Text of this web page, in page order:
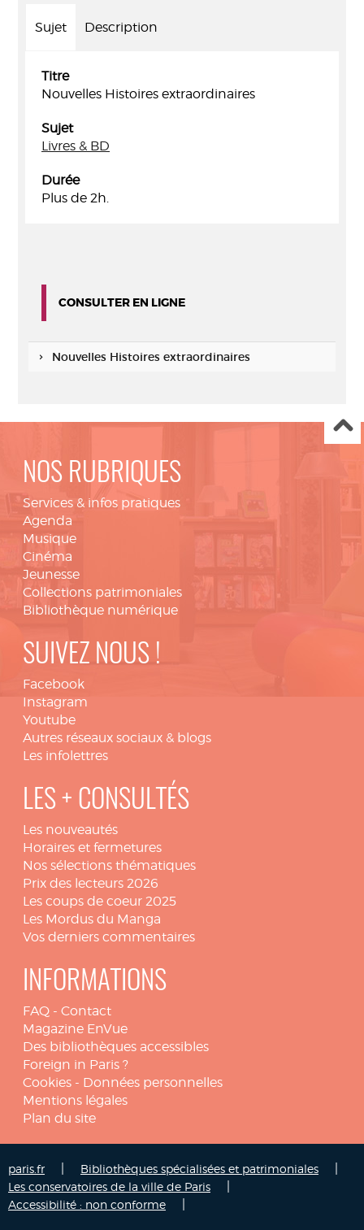
Sujet Description
Titre
Nouvelles Histoires extraordinaires
Sujet
Livres & BD
Durée
Plus de 2h.
CONSULTER EN LIGNE
Nouvelles Histoires extraordinaires
NOS RUBRIQUES
Services & infos pratiques
Agenda
Musique
Cinéma
Jeunesse
Collections patrimoniales
Bibliothèque numérique
SUIVEZ NOUS !
Facebook
Instagram
Youtube
Autres réseaux sociaux & blogs
Les infolettres
LES + CONSULTÉS
Les nouveautés
Horaires et fermetures
Nos sélections thématiques
Prix des lecteurs 2026
Les coups de coeur 2025
Les Mordus du Manga
Vos derniers commentaires
INFORMATIONS
FAQ - Contact
Magazine EnVue
Des bibliothèques accessibles
Foreign in Paris ?
Cookies - Données personnelles
Mentions légales
Plan du site
paris.fr Bibliothèques spécialisées et patrimoniales
Les conservatoires de la ville de Paris
Accessibilité : non conforme